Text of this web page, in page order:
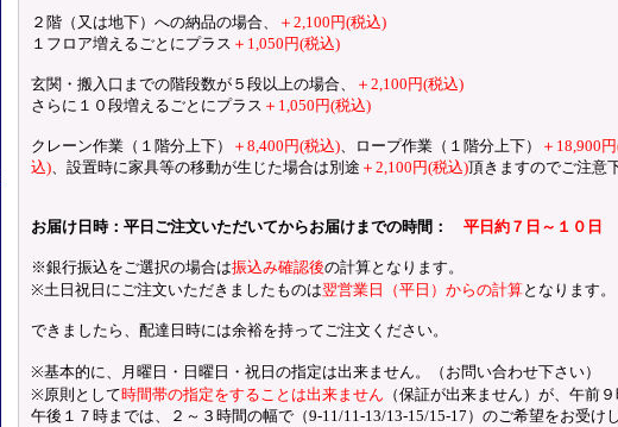
２階（又は地下）への納品の場合、
＋2,100円(税込)
１フロア増えるごとにプラス ＋1,050円(税込)
玄関・搬入口までの階段数が５段以上の場合、
＋2,100円(税込)
さらに１０段増えるごとにプラス ＋1,050円(税込)
クレーン作業（１階分上下） ＋8,400円(税込)、ロープ作業（１階分上下）
＋18,900
込)、設置時に家具等の移動が生じた場合は別途 ＋2,100円(税込)頂きますのでご注意
お届け日時：平日ご注文いただいてからお届けまでの時間： 平日約７日～１０日
※銀行振込をご選択の場合は振込み確認後の計算となります。
※土日祝日にご注文いただきましたものは翌営業日（平日）からの計算となります。
できましたら、配達日時には余裕を持ってご注文ください。
※基本的に、月曜日・日曜日・祝日の指定は出来ません。（お問い合わせ下さい）
※原則として時間帯の指定をすることは出来ません （保証が出来ません）が、午前
午後１７時までは、２～３時間の幅で（9-11/11-13/13-15/15-17）のご希望をお受け